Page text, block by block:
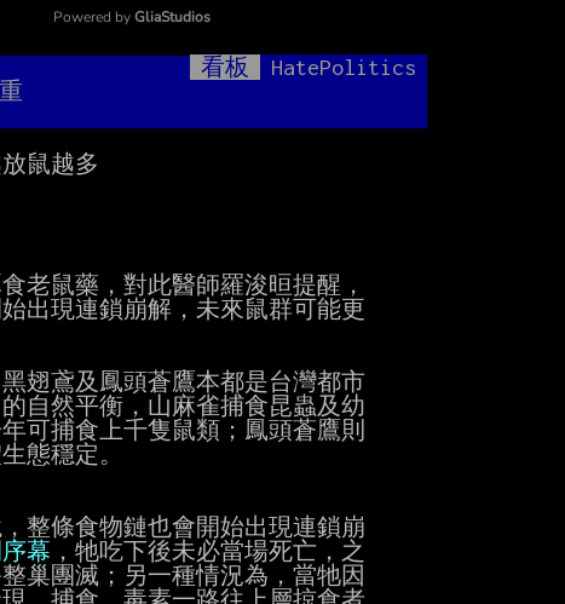
Powered by GliaStudios
看板
HatePolitics
鼠越多
老鼠藥，對此醫師羅浚晅提醒，
出現連鎖崩解，未來鼠群可能更
翅鳶及鳳頭蒼鷹本都是台灣都市
自然平衡，山麻雀捕食昆蟲及幼
可捕食上千隻鼠類；鳳頭蒼鷹則
態穩定。
整條食物鏈也會開始出現連鎖崩
幕 ，牠吃下後未必當場死亡，之
巢團滅；另一種情況為，當牠因